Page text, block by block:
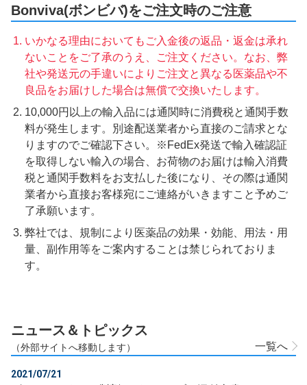
Bonviva(ボンビバ)をご注文時のご注意
いかなる理由においてもご入金後の返品・返金は承れ
ないことをご了承のうえ、ご注文ください。なお、弊
社や発送元の手違いによりご注文と異なる医薬品や不
良品をお届けした場合は無償で交換いたします。
10,000円以上の輸入品には通関時に消費税と通関手数
料が発生します。別途配送業者から直接のご請求とな
りますのでご確認下さい。※FedEx発送で輸入確認証
を取得しない輸入の場合、お荷物のお届けは輸入消費
税と通関手数料をお支払した後になり、その際は通関
業者から直接お客様宛にご連絡がいきますこと予めご
了承願います。
弊社では、規制により医薬品の効果・効能、用法・用
量、副作用等をご案内することは禁じられておりま
す。
ニュース＆トピックス
（外部サイトへ移動します） 一覧へ
2021/07/21